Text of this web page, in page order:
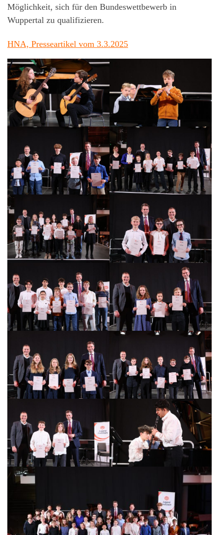
Möglichkeit, sich für den Bundeswettbewerb in
Wuppertal zu qualifizieren.
HNA, Presseartikel vom 3.3.2025